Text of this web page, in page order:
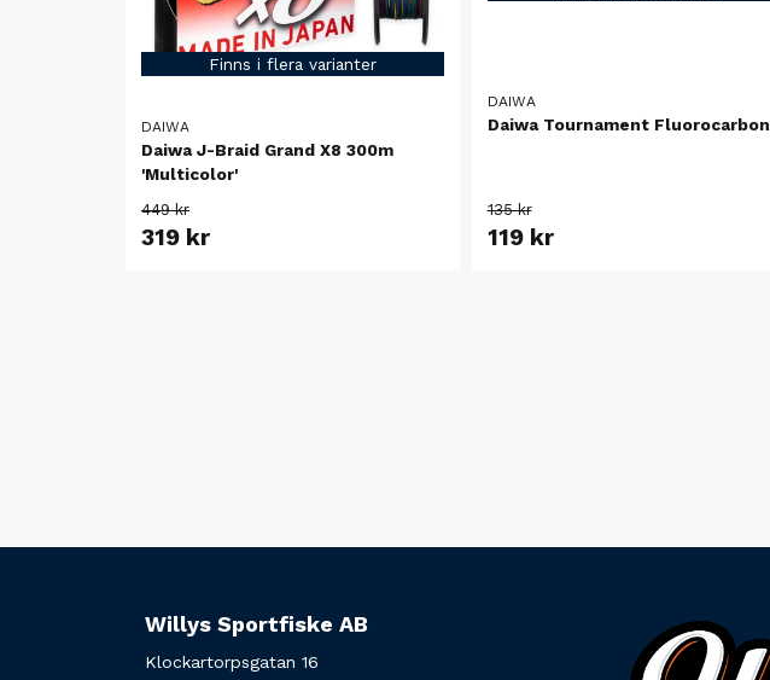
Finns i flera varianter
DAIWA
Daiwa J-Braid Grand X8 300m
'Multicolor'
449 kr
319 kr
DAIWA
Daiwa Tournament Fluorocarbon
135 kr
119 kr
Willys Sportfiske AB
Klockartorpsgatan 16